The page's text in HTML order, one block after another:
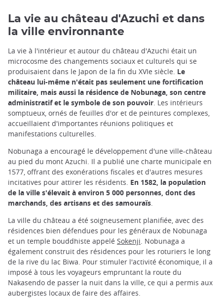
La vie au château d'Azuchi et dans
la ville environnante
La vie à l'intérieur et autour du château d'Azuchi était un
microcosme des changements sociaux et culturels qui se
produisaient dans le Japon de la fin du XVIe siècle. Le
château lui-même n'était pas seulement une fortification
militaire, mais aussi la résidence de Nobunaga, son centre
administratif et le symbole de son pouvoir. Les intérieurs
somptueux, ornés de feuilles d'or et de peintures complexes,
accueillaient d'importantes réunions politiques et
manifestations culturelles.
Nobunaga a encouragé le développement d'une ville-château
au pied du mont Azuchi. Il a publié une charte municipale en
1577, offrant des exonérations fiscales et d'autres mesures
incitatives pour attirer les résidents. En 1582, la population
de la ville s'élevait à environ 5 000 personnes, dont des
marchands, des artisans et des samouraïs.
La ville du château a été soigneusement planifiée, avec des
résidences bien défendues pour les généraux de Nobunaga
et un temple bouddhiste appelé Sokenji. Nobunaga a
également construit des résidences pour les roturiers le long
de la rive du lac Biwa. Pour stimuler l'activité économique, il a
imposé à tous les voyageurs empruntant la route du
Nakasendo de passer la nuit dans la ville, ce qui a permis aux
aubergistes locaux de faire des affaires.